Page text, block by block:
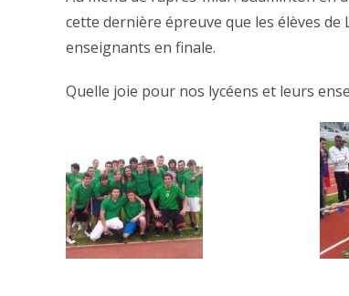
cette dernière épreuve que les élèves
enseignants en finale.
Quelle joie pour nos lycéens et leurs